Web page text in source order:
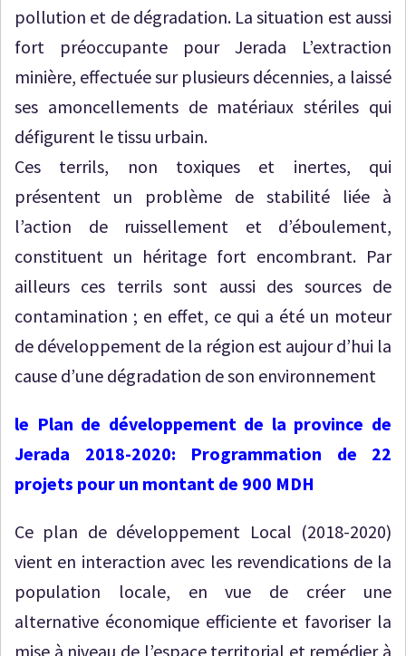
pollution et de dégradation. La situation est aussi
fort préoccupante pour Jerada L’extraction
minière, effectuée sur plusieurs décennies, a laissé
ses amoncellements de matériaux stériles qui
défigurent le tissu urbain.
Ces terrils, non toxiques et inertes, qui
présentent un problème de stabilité liée à
l’action de ruissellement et d’éboulement,
constituent un héritage fort encombrant. Par
ailleurs ces terrils sont aussi des sources de
contamination ; en effet, ce qui a été un moteur
de développement de la région est aujour d’hui la
cause d’une dégradation de son environnement
le Plan de développement de la province de
Jerada 2018-2020: Programmation de 22
projets pour un montant de 900 MDH
Ce plan de développement Local (2018-2020)
vient en interaction avec les revendications de la
population locale, en vue de créer une
alternative économique efficiente et favoriser la
mise à niveau de l’espace territorial et remédier à